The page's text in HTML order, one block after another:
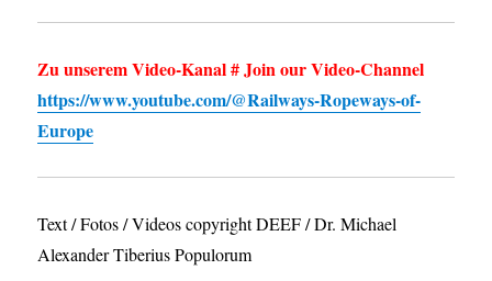
Zu unserem Video-Kanal # Join our Video-Channel
https://www.youtube.com/@Railways-Ropeways-of-
Europe
Text / Fotos / Videos copyright DEEF / Dr. Michael
Alexander Tiberius Populorum